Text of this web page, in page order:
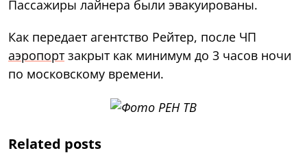
Пассажиры лайнера были эвакуированы.
Как передает агентство Рейтер, после ЧП
аэропортзакрыт как минимум до 3 часов ночи
по московскому времени.
Related posts